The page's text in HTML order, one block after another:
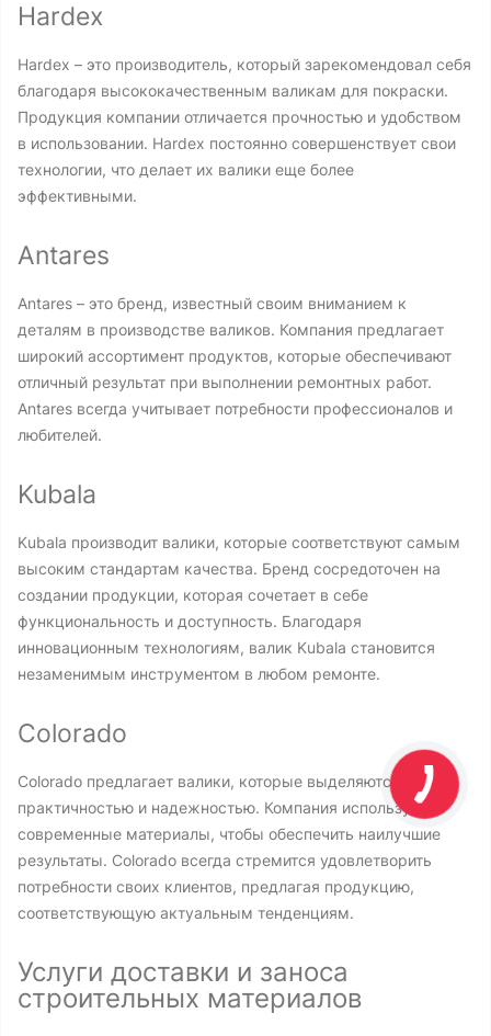
Hardex
Hardex – это производитель, который зарекомендовал себя
благодаря высококачественным валикам для покраски.
Продукция компании отличается прочностью и удобством
в использовании. Hardex постоянно совершенствует свои
технологии, что делает их валики еще более
эффективными.
Antares
Antares – это бренд, известный своим вниманием к
деталям в производстве валиков. Компания предлагает
широкий ассортимент продуктов, которые обеспечивают
отличный результат при выполнении ремонтных работ.
Antares всегда учитывает потребности профессионалов и
любителей.
Kubala
Kubala производит валики, которые соответствуют самым
высоким стандартам качества. Бренд сосредоточен на
создании продукции, которая сочетает в себе
функциональность и доступность. Благодаря
инновационным технологиям, валик Kubala становится
незаменимым инструментом в любом ремонте.
Colorado
Colorado предлагает валики, которые выделяются своей
практичностью и надежностью. Компания использует
современные материалы, чтобы обеспечить наилучшие
результаты. Colorado всегда стремится удовлетворить
потребности своих клиентов, предлагая продукцию,
соответствующую актуальным тенденциям.
Услуги доставки и заноса
строительных материалов